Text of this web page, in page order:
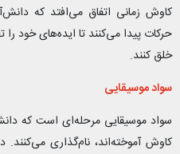
کاوش زمانی اتفاق می‌افتد که
حرکات پیدا می‌کنند تا ایده‌های خود
خلق کنند.
سواد موسیقایی
سواد موسیقایی مرحله‌ای است که
کاوش آموخته‌اند، نام‌گذاری می‌کنند.